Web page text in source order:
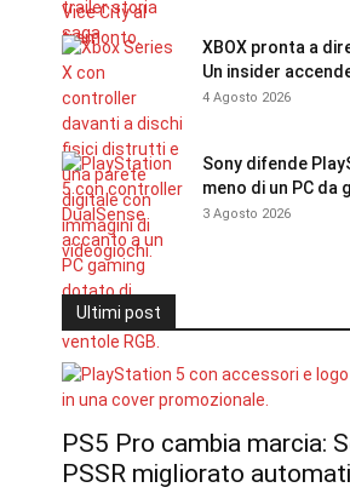
XBOX pronta a
Un insider
4 Agosto 2026
Sony difende
meno di un PC da
3 Agosto 2026
Ultimi post
PS5 Pro cambia marcia:
PSSR migliorato